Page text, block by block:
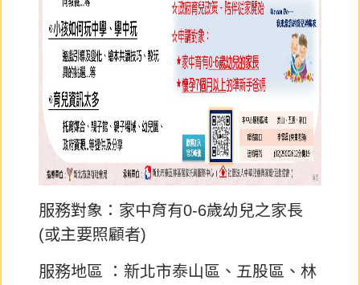
服務對象：家中育有0-6歲幼兒之家長
(或主要照顧者)
服務地區 ：新北市泰山區、五股區、林